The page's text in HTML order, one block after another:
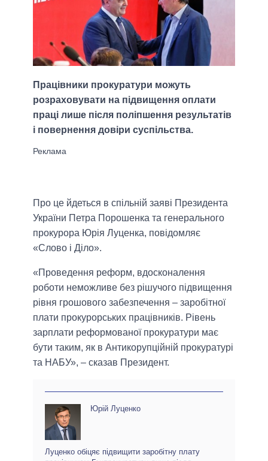
Працівники прокуратури можуть
розраховувати на підвищення оплати
праці лише після поліпшення результатів
і повернення довіри суспільства.
Про це йдеться в спільній заяві Президента
України Петра Порошенка та генерального
прокурора Юрія Луценка, повідомляє
«Слово і Діло».
«Проведення реформ, вдосконалення
роботи неможливе без рішучого підвищення
рівня грошового забезпечення – заробітної
плати прокурорських працівників. Рівень
зарплати реформованої прокуратури має
бути таким, як в Антикорупційній прокуратурі
та НАБУ», – сказав Президент.
Юрій Луценко
Луценко обіцяє підвищити заробітну плату